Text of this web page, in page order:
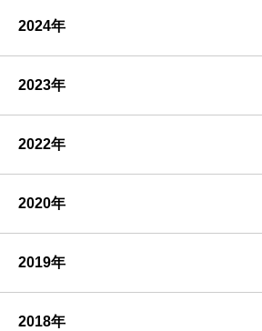
2024年
2023年
2022年
2020年
2019年
2018年